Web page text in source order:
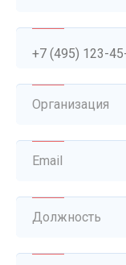
Организация
Email
Должность